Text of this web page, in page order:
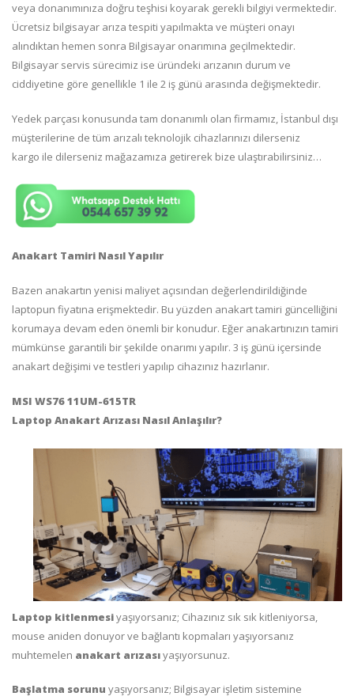
veya donanımınıza doğru teşhisi koyarak gerekli bilgiyi vermektedir.
Ücretsiz bilgisayar arıza tespiti yapılmakta ve müşteri onayı
alındıktan hemen sonra Bilgisayar onarımına geçilmektedir.
Bilgisayar servis sürecimiz ise üründeki arızanın durum ve
ciddiyetine göre genellikle 1 ile 2 iş günü arasında değişmektedir.
Yedek parçası konusunda tam donanımlı olan firmamız, İstanbul dışı
müşterilerine de tüm arızalı teknolojik cihazlarınızı dilerseniz
kargo ile dilerseniz mağazamıza getirerek bize ulaştırabilirsiniz…
Anakart Tamiri Nasıl Yapılır
Bazen anakartın yenisi maliyet açısından değerlendirildiğinde
laptopun fiyatına erişmektedir. Bu yüzden anakart tamiri güncelliğini
korumaya devam eden önemli bir konudur. Eğer anakartınızın tamiri
mümkünse garantili bir şekilde onarımı yapılır. 3 iş günü içersinde
anakart değişimi ve testleri yapılıp cihazınız hazırlanır.
MSI WS76 11UM-615TR
Laptop Anakart Arızası Nasıl Anlaşılır?
Laptop kitlenmesiyaşıyorsanız; Cihazınız sık sık kitleniyorsa,
mouse aniden donuyor ve bağlantı kopmaları yaşıyorsanız
muhtemelen anakart arızasıyaşıyorsunuz.
Başlatma sorunu yaşıyorsanız; Bilgisayar işletim sistemine